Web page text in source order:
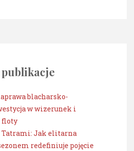
blacharsko-
w wizerunek i
floty
Tatrami: Jak elitarna
redefiniuje pojęcie